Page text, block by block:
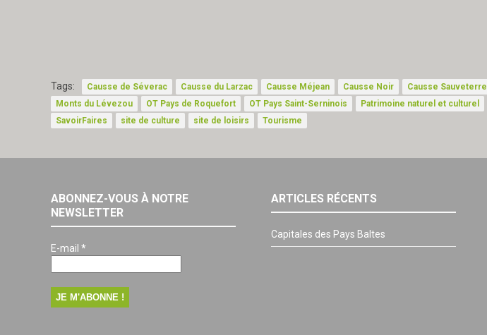
Tags: Causse de Séverac Causse du Larzac Causse Méjean Causse Noir Causse Sauveterre
Monts du Lévezou
OT Pays de Roquefort OT Pays Saint-Serninois Patrimoine naturel et culturel
SavoirFaires
site de culture site de loisirs Tourisme
ABONNEZ-VOUS À NOTRE
NEWSLETTER
E-mail *
ARTICLES RÉCENTS
Capitales des Pays Baltes